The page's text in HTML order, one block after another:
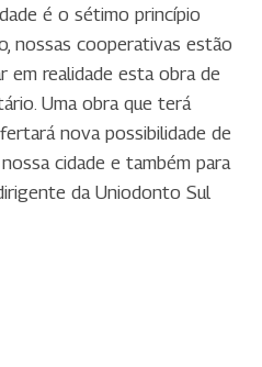
é o sétimo princípio
nossas cooperativas estão
em realidade esta obra de
Uma obra que terá
nova possibilidade de
cidade e também para
da Uniodonto Sul